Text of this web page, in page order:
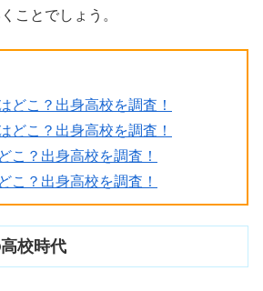
ことでしょう。
どこ？出身高校を調査！
どこ？出身高校を調査！
こ？出身高校を調査！
こ？出身高校を調査！
校時代